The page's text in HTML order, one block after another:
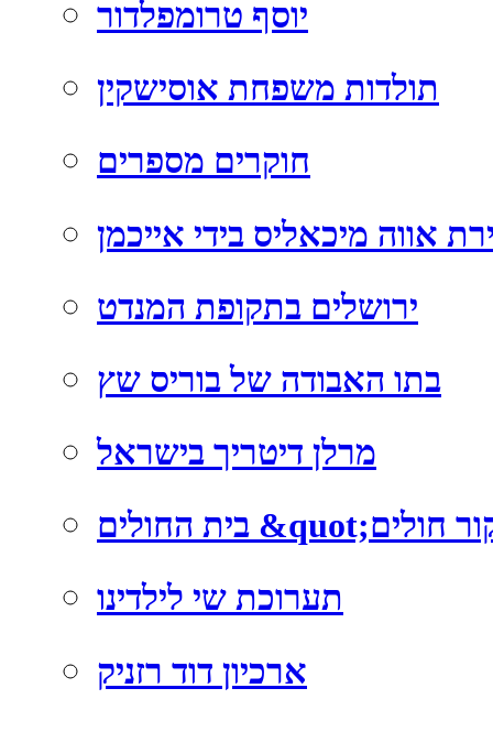
יוסף טרומפלדור
תולדות משפחת אוסישקין
חוקרים מספרים
אווה מיכאליס בידי אייכמן
ירושלים בתקופת המנדט
בתו האבודה של בוריס שץ
מרלן דיטריך בישראל
תערוכת שי לילדינו
ארכיון דוד רזניק